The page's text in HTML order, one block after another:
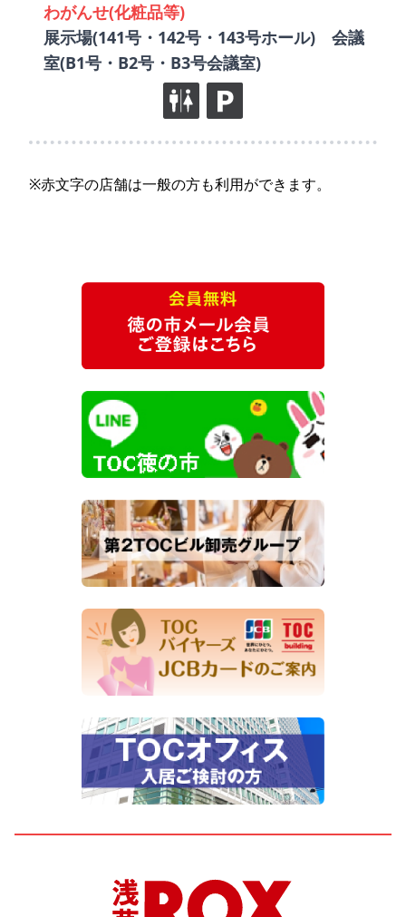
わがんせ(化粧品等)
展示場(141号・142号・143号ホール) 会議
室(B1号・B2号・B3号会議室)
※赤文字の店舗は一般の方も利用ができます。